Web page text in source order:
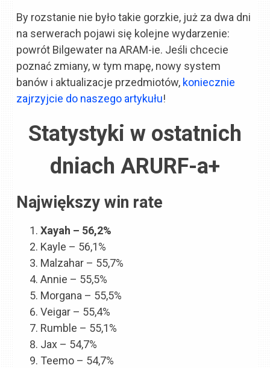
By rozstanie nie było takie gorzkie, już za dwa dni
na serwerach pojawi się kolejne wydarzenie:
powrót Bilgewater na ARAM-ie. Jeśli chcecie
poznać zmiany, w tym mapę, nowy system
banów i aktualizacje przedmiotów, koniecznie
zajrzyjcie do naszego artykułu!
Statystyki w ostatnich
dniach ARURF-a+
Największy win rate
Xayah – 56,2%
Kayle – 56,1%
Malzahar – 55,7%
Annie – 55,5%
Morgana – 55,5%
Veigar – 55,4%
Rumble – 55,1%
Jax – 54,7%
Teemo – 54,7%